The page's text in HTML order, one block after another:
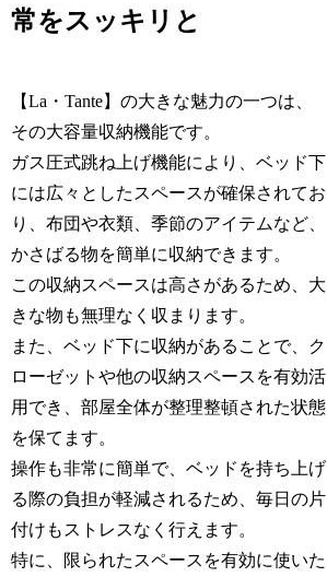
常をスッキリと
【La・Tante】の大きな魅力の一つは、
その大容量収納機能です。
ガス圧式跳ね上げ機能により、ベッド下
には広々としたスペースが確保されてお
り、布団や衣類、季節のアイテムなど、
かさばる物を簡単に収納できます。
この収納スペースは高さがあるため、大
きな物も無理なく収まります。
また、ベッド下に収納があることで、ク
ローゼットや他の収納スペースを有効活
用でき、部屋全体が整理整頓された状態
を保てます。
操作も非常に簡単で、ベッドを持ち上げ
る際の負担が軽減されるため、毎日の片
付けもストレスなく行えます。
特に、限られたスペースを有効に使いた